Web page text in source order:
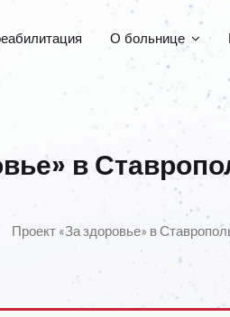
О больнице
в
Проект «За здоровье» в